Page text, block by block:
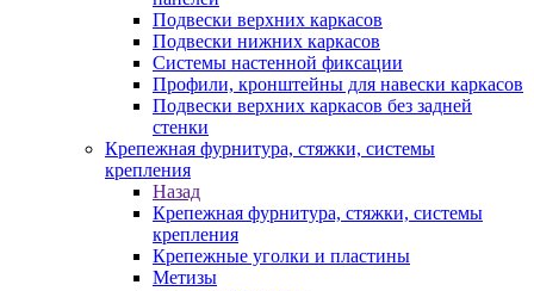
Подвески верхних каркасов
Подвески нижних каркасов
Системы настенной фиксации
Профили, кронштейны для навески каркасов
Подвески верхних каркасов без задней
стенки
Крепежная фурнитура, стяжки, системы
крепления
Назад
Крепежная фурнитура, стяжки, системы
крепления
Крепежные уголки и пластины
Метизы